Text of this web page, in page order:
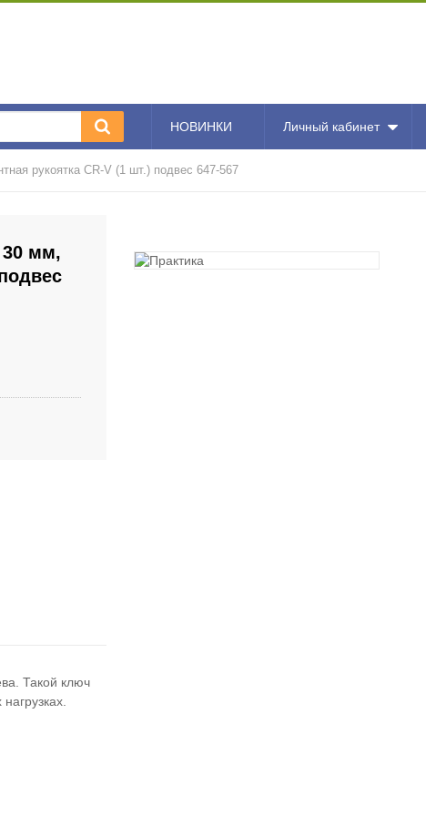
НОВИНКИ Личный кабинет
рукоятка CR-V (1 шт.) подвес 647-567
30 мм,
Такой ключ